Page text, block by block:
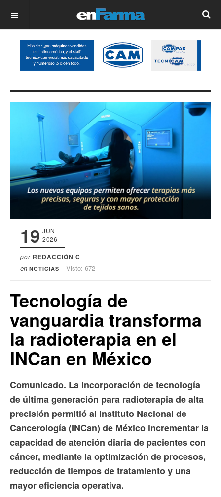
OFF CANVAS
19 JUN
2026
por REDACCIÓN C
en NOTICIAS Visto: 672
Tecnología de
vanguardia transforma
la radioterapia en el
INCan en México
Comunicado. La incorporación de tecnología
de última generación para radioterapia de alta
precisión permitió al Instituto Nacional de
Cancerología (INCan) de México incrementar la
capacidad de atención diaria de pacientes con
cáncer, mediante la optimización de procesos,
reducción de tiempos de tratamiento y una
mayor eficiencia operativa.